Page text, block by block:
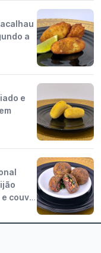
a
e
couve